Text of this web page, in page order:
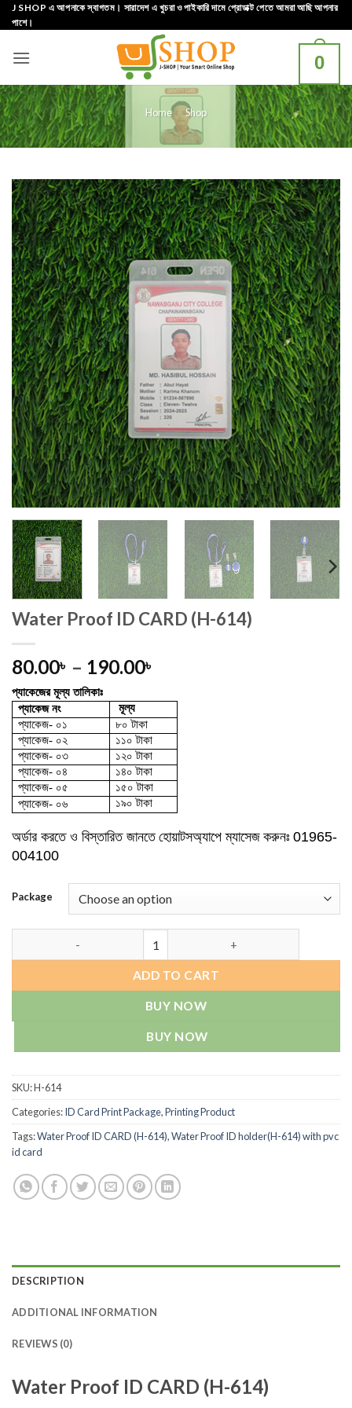
Skip
to
J SHOP এ আপনাকে স্বাগতম। সারাদেশ এ খুচরা ও পাইকারি দামে প্রোডাক্ট পেতে আমরা আছি আপনার
পাশে।
0
Home » Shop
Water Proof ID CARD (H-614)
80.00৳ – 190.00৳
80.00৳
through
190.00৳
প্যাকেজের মূল্য তালিকাঃ
প্যাকেজ নং
মূল্য
প্যাকেজ- ০১
৮০ টাকা
প্যাকেজ- ০২
১১০ টাকা
প্যাকেজ- ০৩
১২০ টাকা
প্যাকেজ- ০৪
১৪০ টাকা
প্যাকেজ- ০৫
১৫০ টাকা
প্যাকেজ- ০৬
১৯০ টাকা
অর্ডার করতে ও বিস্তারিত জানতে হোয়াটসঅ্যাপে ম্যাসেজ করুনঃ 01965-
004100
Package
ADD TO CART
BUY NOW
BUY NOW
SKU:H-614
Categories:ID Card Print Package,Printing Product
Tags:Water Proof ID CARD (H-614),Water Proof ID holder(H-614) with pvc
id card
DESCRIPTION
ADDITIONAL INFORMATION
REVIEWS (0)
Water Proof ID CARD (H-614)